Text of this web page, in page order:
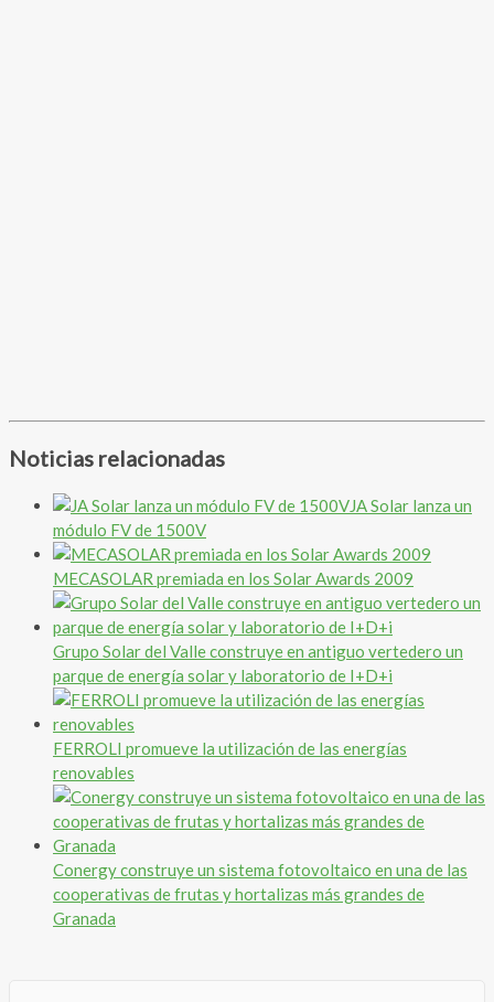
Noticias relacionadas
JA Solar lanza un
módulo FV de 1500V
MECASOLAR premiada en los Solar Awards 2009
Grupo Solar del Valle construye en antiguo vertedero un
parque de energía solar y laboratorio de I+D+i
FERROLI promueve la utilización de las energías
renovables
Conergy construye un sistema fotovoltaico en una de las
cooperativas de frutas y hortalizas más grandes de
Granada